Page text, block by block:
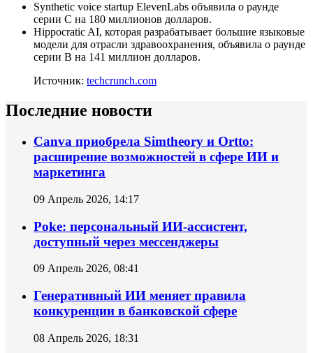
Synthetic voice startup ElevenLabs объявила о раунде
серии C на 180 миллионов долларов.
Hippocratic AI, которая разрабатывает большие языковые
модели для отрасли здравоохранения, объявила о раунде
серии B на 141 миллион долларов.
Источник: techcrunch.com
Последние новости
Canva приобрела Simtheory и Ortto:
расширение возможностей в сфере ИИ и
маркетинга
09 Апрель 2026, 14:17
Poke: персональный ИИ‑ассистент,
доступный через мессенджеры
09 Апрель 2026, 08:41
Генеративный ИИ меняет правила
конкуренции в банковской сфере
08 Апрель 2026, 18:31